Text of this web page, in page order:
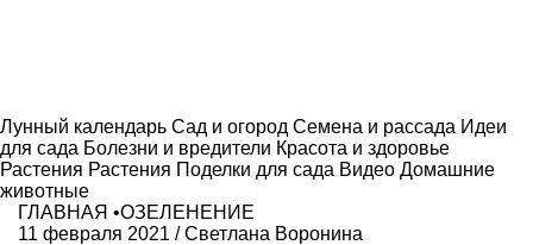
Лунный календарь Сад и огород Семена и рассада Идеи
для сада Болезни и вредители Красота и здоровье
Растения Растения Поделки для сада Видео Домашние
животные
ГЛАВНАЯ •ОЗЕЛЕНЕНИЕ
11 февраля 2021 /Светлана Воронина